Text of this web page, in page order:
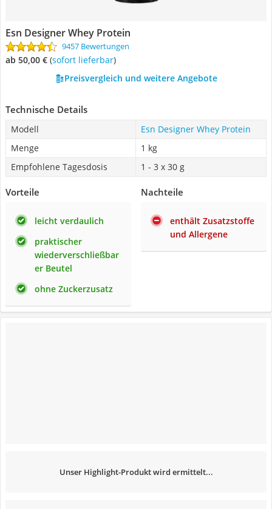
Esn Designer Whey Protein
9457 Bewertungen
ab 50,00 € ( Sofort lieferbar)
Preisvergleich und weitere Angebote
Technische Details
Modell
Esn Designer Whey Protein
Menge
1 kg
Empfohlene Tagesdosis
1 - 3 x 30 g
Vorteile
leicht verdaulich
praktischer
wiederverschließbar
er Beutel
ohne Zuckerzusatz
Nachteile
enthält Zusatzstoffe
und Allergene
Unser Highlight-Produkt wird ermittelt...